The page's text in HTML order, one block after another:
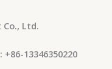
Ltd.
13346350220